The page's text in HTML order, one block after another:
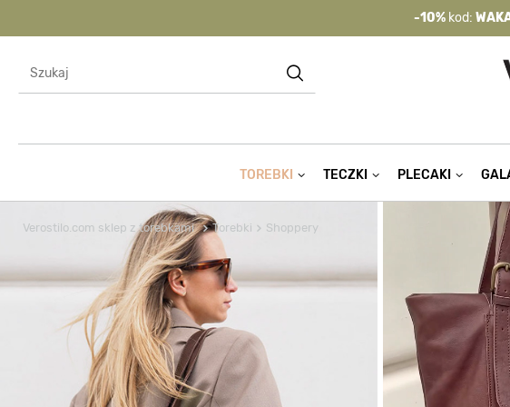
-10% kod:
TOREBKI TECZKI PLECAKI
Verostilo.com sklep z torebkami Torebki Shoppery